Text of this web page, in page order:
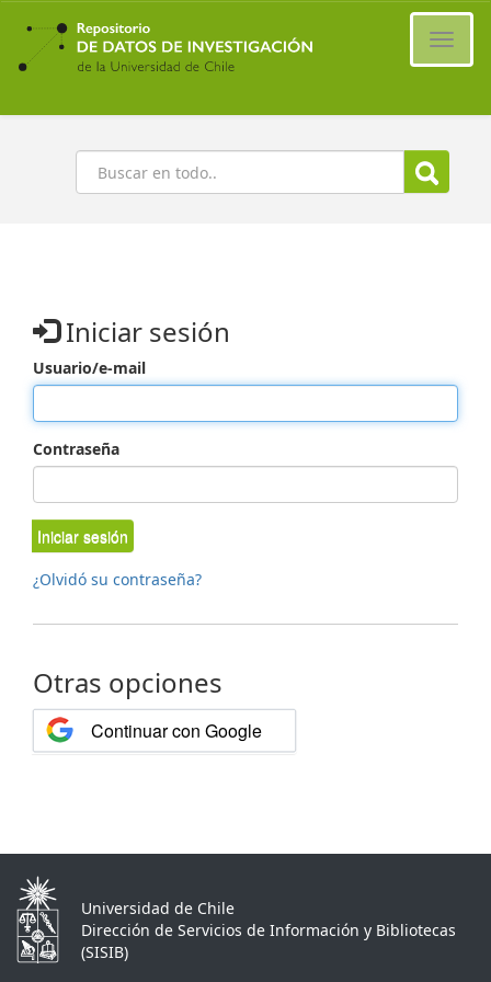
Ir
contenido
principal
Buscar
Iniciar sesión
Usuario/e-mail
Contraseña
Iniciar sesión
¿Olvidó su contraseña?
Otras opciones
Continuar con Google
Universidad de Chile
Dirección de Servicios de Información y Bibliotecas
(SISIB)